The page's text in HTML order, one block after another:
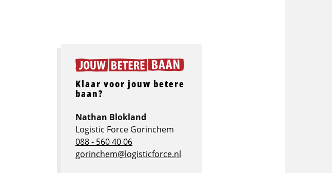
Klaar voor jouw betere
baan?
Nathan Blokland
Logistic Force Gorinchem
088 - 560 40 06
gorinchem@logisticforce.nl